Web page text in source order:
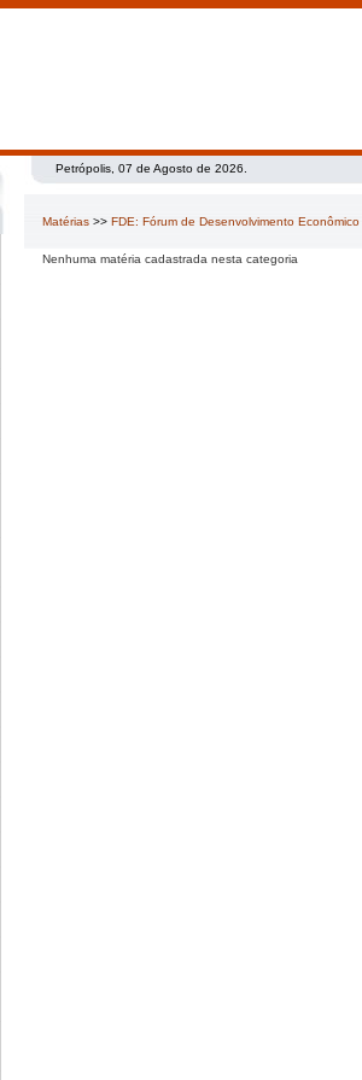
Petrópolis, 07 de Agosto de 2026.
Matérias >> FDE: Fórum de Desenvolvimento Econômico
Nenhuma matéria cadastrada nesta categoria